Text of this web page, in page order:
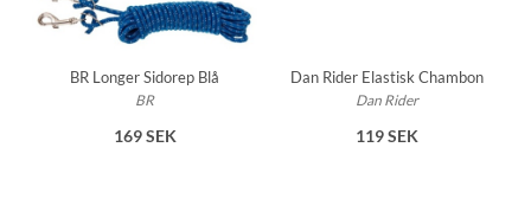
BR Longer Sidorep Blå
BR
169 SEK
Dan Rider Elastisk Chambon
Dan Rider
119 SEK